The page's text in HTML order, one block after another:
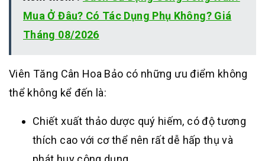
Mua Ở Đâu? Có Tác Dụng Phụ Không? Giá
Tháng 08/2026
Viên Tăng Cân Hoa Bảo có những ưu điểm không
thể không kể đến là:
Chiết xuất thảo dược quý hiếm, có độ tương
thích cao với cơ thể nên rất dễ hấp thụ và